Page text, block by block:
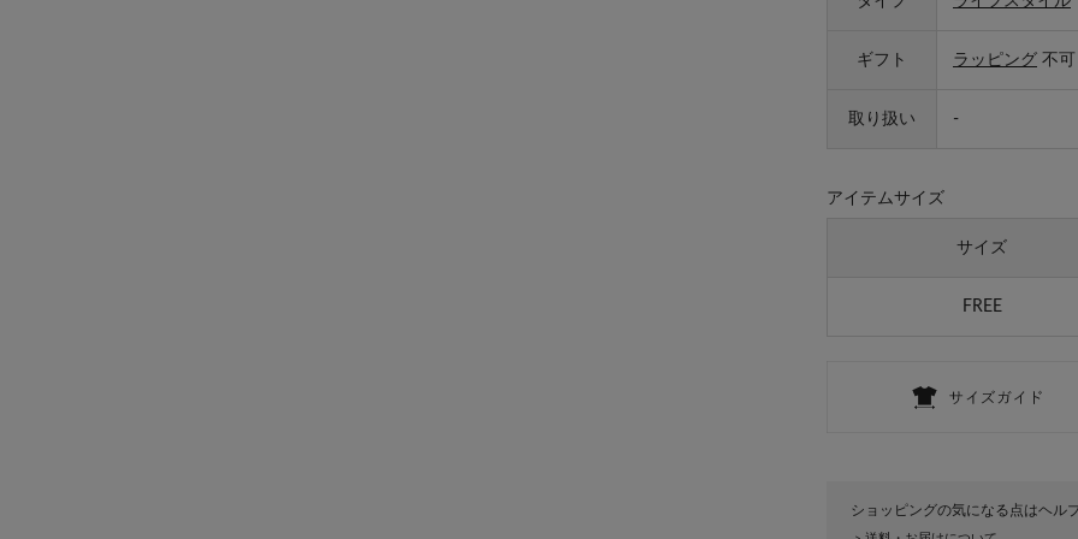
ギフト ラッピング 不可
取り扱い -
アイテムサイズ
サイズ
FREE
ショッピングの気になる点はヘル